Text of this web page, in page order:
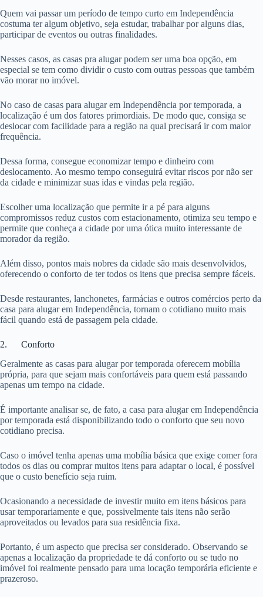
Quem vai passar um período de tempo curto em Independência
costuma ter algum objetivo, seja estudar, trabalhar por alguns dias,
participar de eventos ou outras finalidades.
Nesses casos, as casas pra alugar podem ser uma boa opção, em
especial se tem como dividir o custo com outras pessoas que também
vão morar no imóvel.
No caso de casas para alugar em Independência por temporada, a
localização é um dos fatores primordiais. De modo que, consiga se
deslocar com facilidade para a região na qual precisará ir com maior
frequência.
Dessa forma, consegue economizar tempo e dinheiro com
deslocamento. Ao mesmo tempo conseguirá evitar riscos por não ser
da cidade e minimizar suas idas e vindas pela região.
Escolher uma localização que permite ir a pé para alguns
compromissos reduz custos com estacionamento, otimiza seu tempo e
permite que conheça a cidade por uma ótica muito interessante de
morador da região.
Além disso, pontos mais nobres da cidade são mais desenvolvidos,
oferecendo o conforto de ter todos os itens que precisa sempre fáceis.
Desde restaurantes, lanchonetes, farmácias e outros comércios perto da
casa para alugar em Independência, tornam o cotidiano muito mais
fácil quando está de passagem pela cidade.
2. Conforto
Geralmente as casas para alugar por temporada oferecem mobília
própria, para que sejam mais confortáveis para quem está passando
apenas um tempo na cidade.
É importante analisar se, de fato, a casa para alugar em Independência
por temporada está disponibilizando todo o conforto que seu novo
cotidiano precisa.
Caso o imóvel tenha apenas uma mobília básica que exige comer fora
todos os dias ou comprar muitos itens para adaptar o local, é possível
que o custo benefício seja ruim.
Ocasionando a necessidade de investir muito em itens básicos para
usar temporariamente e que, possivelmente tais itens não serão
aproveitados ou levados para sua residência fixa.
Portanto, é um aspecto que precisa ser considerado. Observando se
apenas a localização da propriedade te dá conforto ou se tudo no
imóvel foi realmente pensado para uma locação temporária eficiente e
prazeroso.